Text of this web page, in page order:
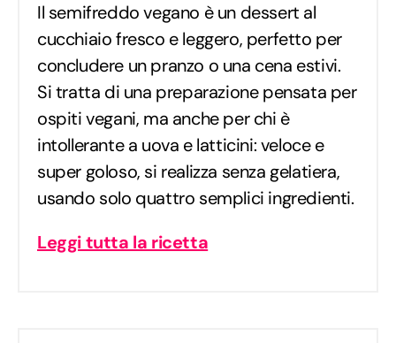
Il semifreddo vegano è un dessert al
cucchiaio fresco e leggero, perfetto per
concludere un pranzo o una cena estivi.
Si tratta di una preparazione pensata per
ospiti vegani, ma anche per chi è
intollerante a uova e latticini: veloce e
super goloso, si realizza senza gelatiera,
usando solo quattro semplici ingredienti.
Leggi tutta la ricetta